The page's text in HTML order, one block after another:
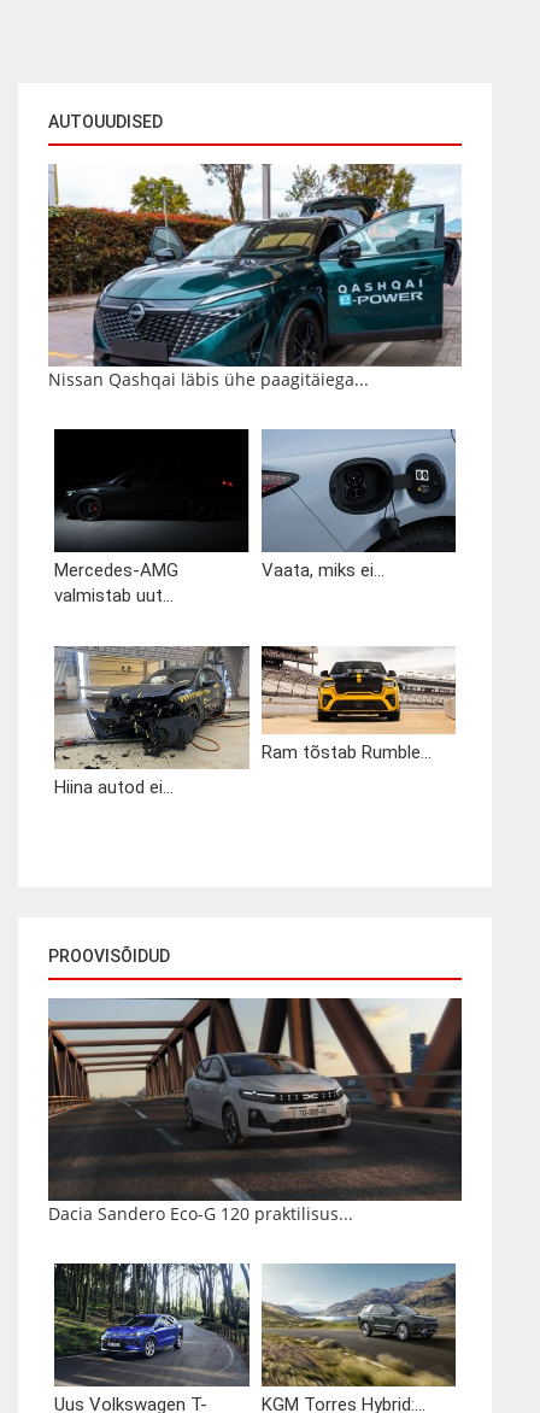
AUTOUUDISED
Nissan Qashqai läbis ühe paagitäiega...
Mercedes-AMG
valmistab uut...
Vaata, miks ei...
Hiina autod ei...
Ram tõstab Rumble...
PROOVISÕIDUD
Dacia Sandero Eco-G 120 praktilisus...
Uus Volkswagen T- KGM Torres Hybrid:...